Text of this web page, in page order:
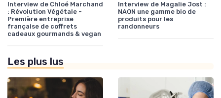
Interview de Chloé Marchand
: Révolution Végétale -
Première entreprise
française de coffrets
cadeaux gourmands & vegan
Interview de Magalie Jost :
NAON une gamme bio de
produits pour les
randonneurs
Les plus lus